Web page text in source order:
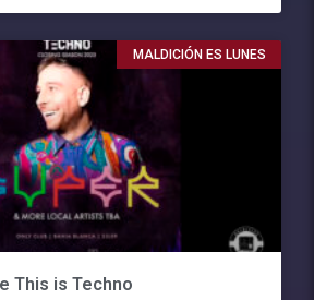
MALDICIÓN ES LUNES
This is Techno